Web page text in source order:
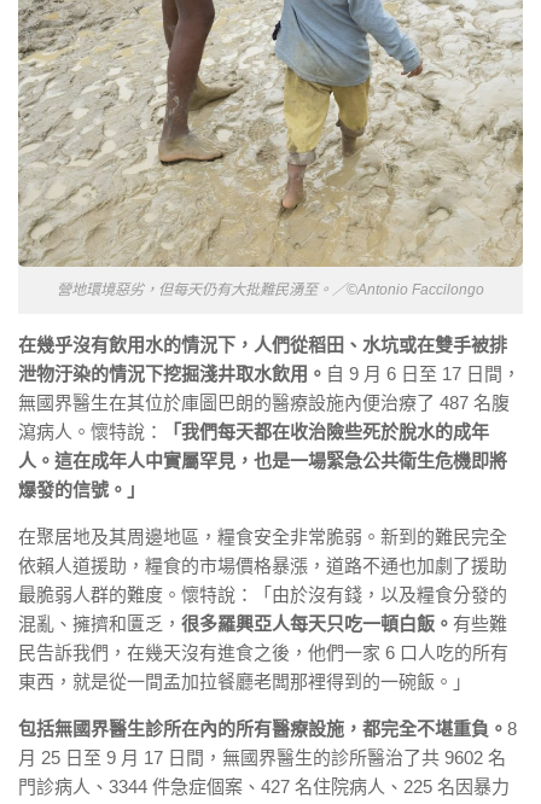
營地環境惡劣，但每天仍有大批難民湧至。／©Antonio Faccilongo
在幾乎沒有飲用水的情況下，人們從稻田、水坑或在雙手被排
泄物汙染的情況下挖掘淺井取水飲用。 自 9 月 6 日至 17 日間，
無國界醫生在其位於庫圖巴朗的醫療設施內便治療了 487 名腹
瀉病人。懷特說：
「我們每天都在收治險些死於脫水的成年
人。 這在成年人中實屬罕見， 也是一場緊急公共衛生危機即將
爆發的信號。」
在聚居地及其周邊地區，糧食安全非常脆弱。新到的難民完全
依賴人道援助，糧食的市場價格暴漲， 道路不通也加劇了援助
最脆弱人群的難度。懷特說：「由於沒有錢， 以及糧食分發的
混亂、擁擠和匱乏， 很多羅興亞人每天只吃一頓白飯。 有些難
民告訴我們， 在幾天沒有進食之後，他們一家 6 口人吃的所有
東西， 就是從一間孟加拉餐廳老闆那裡得到的一碗飯。」
包括無國界醫生診所在內的所有醫療設施，都完全不堪重負。 8
月 25 日至 9 月 17 日間， 無國界醫生的診所醫治了共 9602 名
門診病人、3344 件急症個案、427 名住院病人、 225 名因暴力